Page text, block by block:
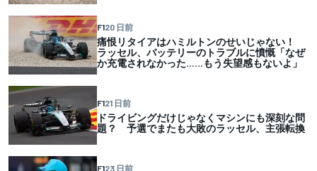
F120 日前
痛恨リタイアはハミルトンのせいじゃない！
ラッセル、バッテリーのトラブルに憤慨「なぜ
か充電されなかった……もう失望感もないよ」
F121 日前
ドライビングだけじゃなくマシンにも深刻な問
題？ 予選でまたも大敗のラッセル、主張転換
F123 日前